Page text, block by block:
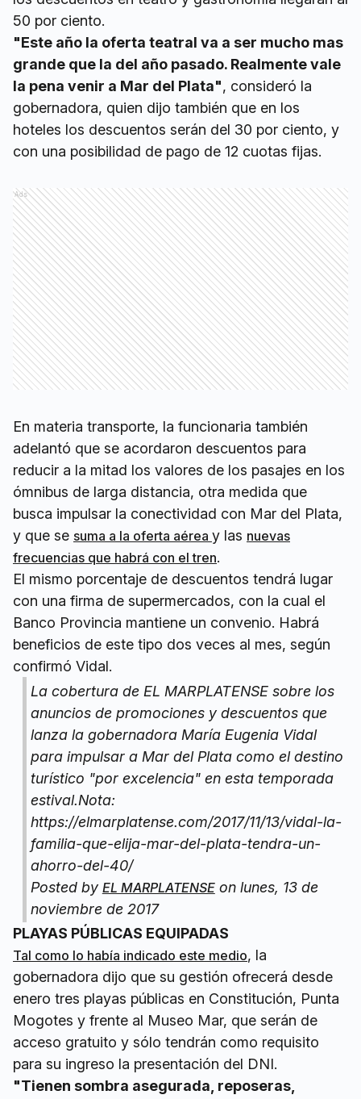
50 por ciento.
"Este año la oferta teatral va a ser mucho mas
grande que la del año pasado. Realmente vale
la pena venir a Mar del Plata", consideró la
gobernadora, quien dijo también que en los
hoteles los descuentos serán del 30 por ciento, y
con una posibilidad de pago de 12 cuotas fijas.
Ads
En materia transporte, la funcionaria también
adelantó que se acordaron descuentos para
reducir a la mitad los valores de los pasajes en los
ómnibus de larga distancia, otra medida que
busca impulsar la conectividad con Mar del Plata,
y que se suma a la oferta aérea y las nuevas
frecuencias que habrá con el tren.
El mismo porcentaje de descuentos tendrá lugar
con una firma de supermercados, con la cual el
Banco Provincia mantiene un convenio. Habrá
beneficios de este tipo dos veces al mes, según
confirmó Vidal.
La cobertura de EL MARPLATENSE sobre los
anuncios de promociones y descuentos que
lanza la gobernadora María Eugenia Vidal
para impulsar a Mar del Plata como el destino
turístico "por excelencia" en esta temporada
estival.Nota:
https://elmarplatense.com/2017/11/13/vidal-la-
familia-que-elija-mar-del-plata-tendra-un-
ahorro-del-40/
Posted by EL MARPLATENSEon lunes, 13 de
noviembre de 2017
PLAYAS PÚBLICAS EQUIPADAS
Tal como lo había indicado este medio, la
gobernadora dijo que su gestión ofrecerá desde
enero tres playas públicas en Constitución, Punta
Mogotes y frente al Museo Mar, que serán de
acceso gratuito y sólo tendrán como requisito
para su ingreso la presentación del DNI.
"Tienen sombra asegurada, reposeras,